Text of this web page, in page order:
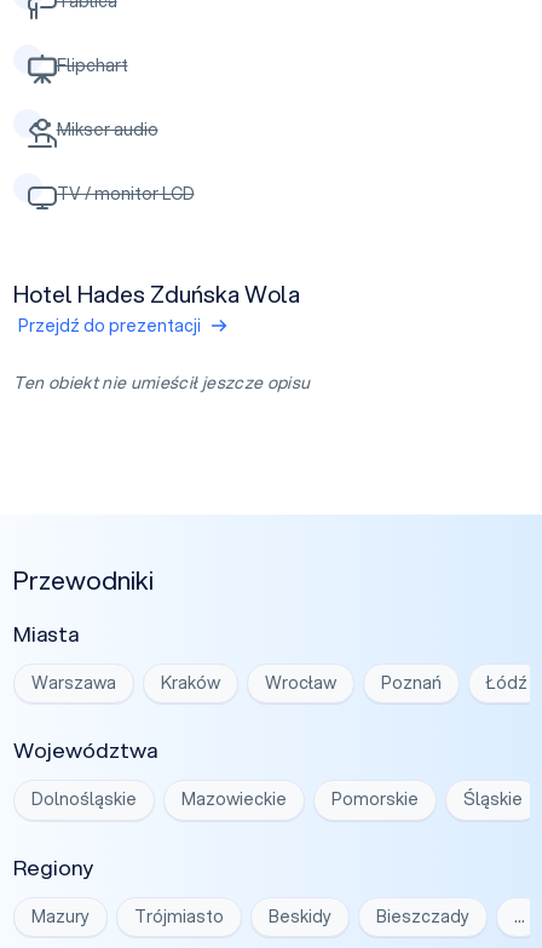
Flipchart
Mikser audio
TV / monitor LCD
Hotel Hades Zduńska Wola
Przejdź do prezentacji
Ten obiekt nie umieścił jeszcze opisu
Przewodniki
Miasta
Warszawa Kraków Wrocław Poznań Łódź
Województwa
Dolnośląskie Mazowieckie Pomorskie Śląskie
Regiony
Mazury Trójmiasto Beskidy Bieszczady …